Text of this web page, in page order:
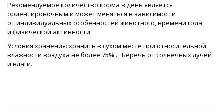
Рекомендуемое количество корма в день является
ориентировочным и может меняться в зависимости
от индивидуальных особенностей животного, времени года
и физической активности.
Условия хранения: хранить в сухом месте при относительной
влажности воздуха не более 75% . Беречь от солнечных лучей
и влаги.